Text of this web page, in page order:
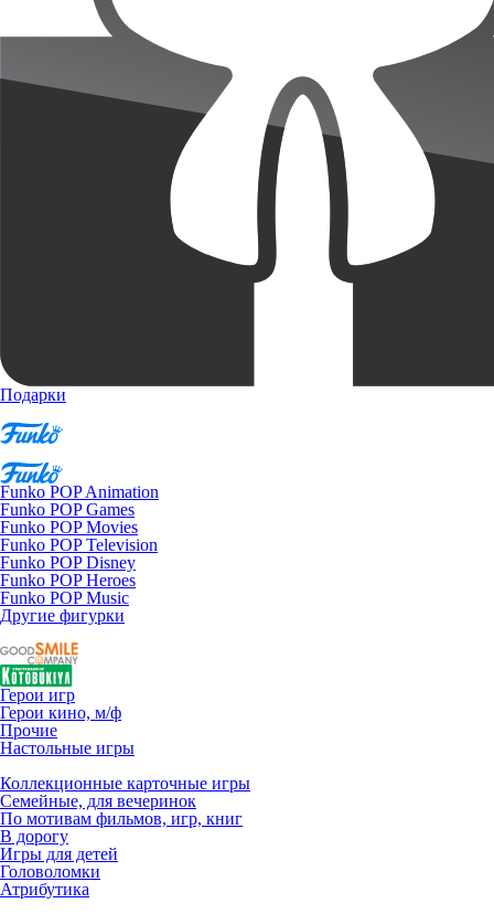
Подарки
Funko POP Animation
Funko POP Games
Funko POP Movies
Funko POP Television
Funko POP Disney
Funko POP Heroes
Funko POP Music
Другие фигурки
Герои игр
Герои кино, м/ф
Прочие
Настольные игры
Коллекционные карточные игры
Семейные, для вечеринок
По мотивам фильмов, игр, книг
В дорогу
Игры для детей
Головоломки
Атрибутика